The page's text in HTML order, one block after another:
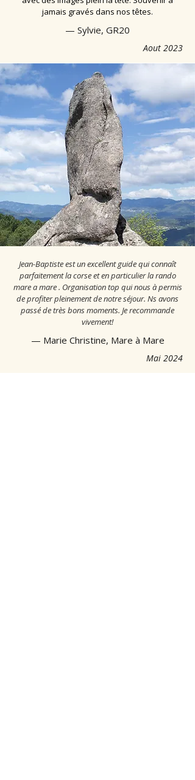
jamais gravés dans nos têtes.
— Sylvie, GR20
Aout 2023
Jean-Baptiste est un excellent guide qui connaît
parfaitement la corse et en particulier la rando
mare a mare . Organisation top qui nous à permis
de profiter pleinement de notre séjour. Ns avons
passé de très bons moments. Je recommande
vivement!
— Marie Christine, Mare à Mare
Mai 2024